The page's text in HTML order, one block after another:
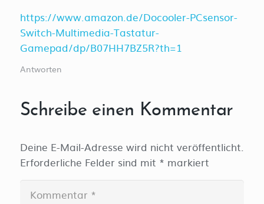
https://www.amazon.de/Docooler-PCsensor-
Switch-Multimedia-Tastatur-
Gamepad/dp/B07HH7BZ5R?th=1
Antworten
Schreibe einen Kommentar
Deine E-Mail-Adresse wird nicht veröffentlicht.
Erforderliche Felder sind mit * markiert